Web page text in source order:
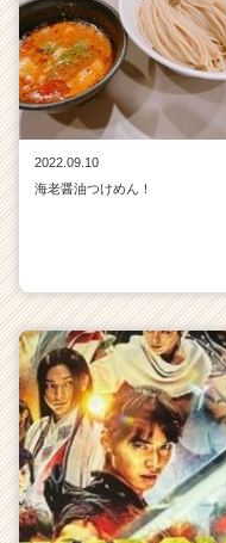
2022.09.10
海老醤油つけめん！